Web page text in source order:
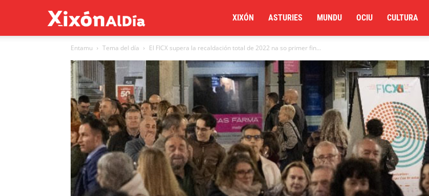
al
XIXÓN ASTURIES MUNDU OCIU CULTURA
Entamu Tema del día El FICX supera la recaldación total de 2022 na so primer fin...